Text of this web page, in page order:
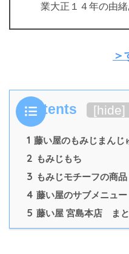
業大正１４年の由緒
＞
Contents [hide]
1 藤い屋のもみじまんじ
2 もみじもち
3 もみじモチーフの商品
4 藤い屋のサブメニュー
5 藤い屋 宮島本店 ま